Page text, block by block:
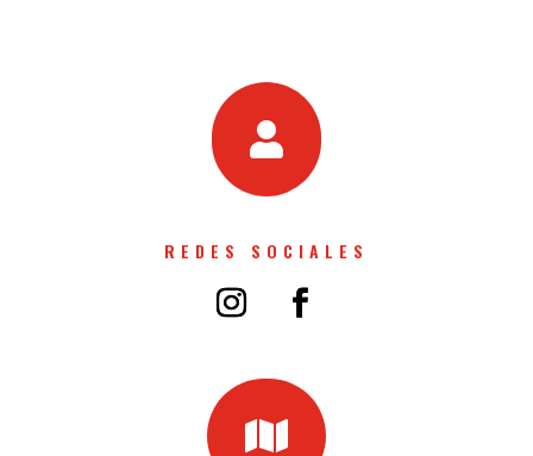

REDES SOCIALES
